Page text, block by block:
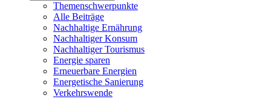
Themenschwerpunkte
Alle Beiträge
Nachhaltige Ernährung
Nachhaltiger Konsum
Nachhaltiger Tourismus
Energie sparen
Erneuerbare Energien
Energetische Sanierung
Verkehrswende